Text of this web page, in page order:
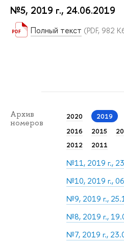
№5, 2019 г., 24.06.2019
Полный текст (PDF, 982
Архив
номеров
2020 2019
2016
2015
2012
2011
№11, 2019 г.,
№10, 2019 г.,
№9, 2019 г.,
№8, 2019 г.,
№7, 2019 г.,